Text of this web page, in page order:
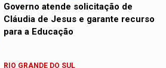
Governo atende solicitação de
Cláudia de Jesus e garante recurso
para a Educação
RIO GRANDE DO SUL